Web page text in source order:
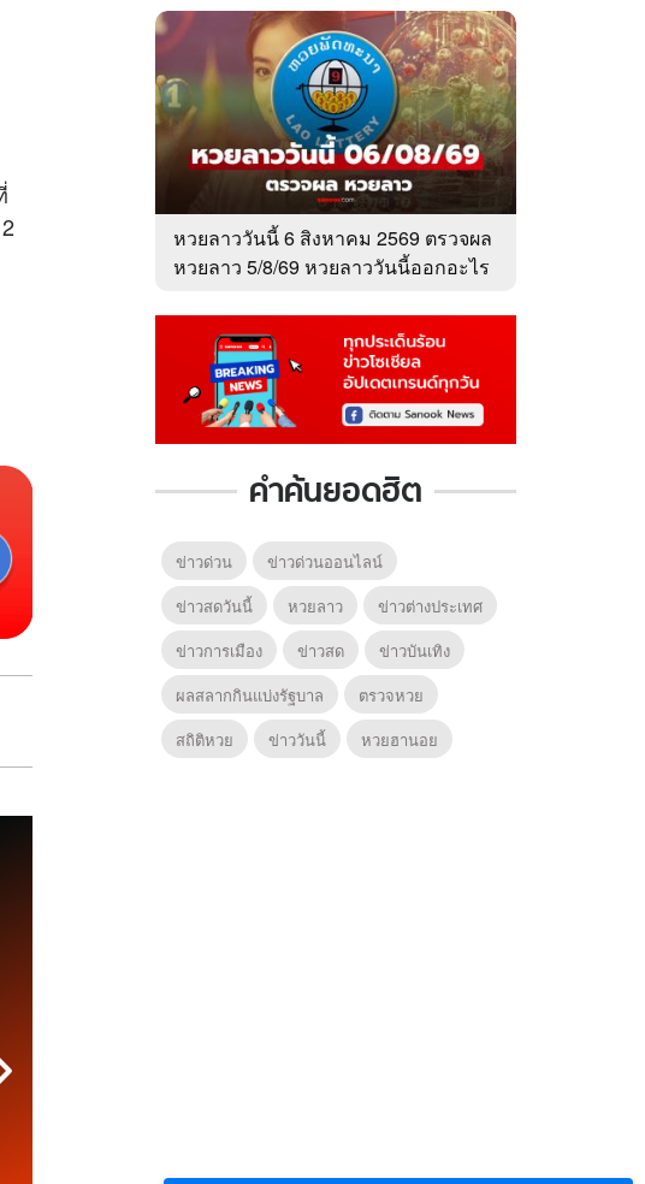
พบเธอ (พากย์
หวยลาววันนี้ 6 สิงหาคม 2569 ตรวจผล
หวยลาว 5/8/69 หวยลาววันนี้ออกอะไร
คำค้นยอดฮิต
ข่าวด่วน
ข่าวด่วนออนไลน์
ข่าวสดวันนี้
หวยลาว
ข่าวต่างประเทศ
ข่าวการเมือง
ข่าวสด
ข่าวบันเทิง
ผลสลากกินแบ่งรัฐบาล
ตรวจหวย
สถิติหวย
ข่าววันนี้ หวยฮานอย